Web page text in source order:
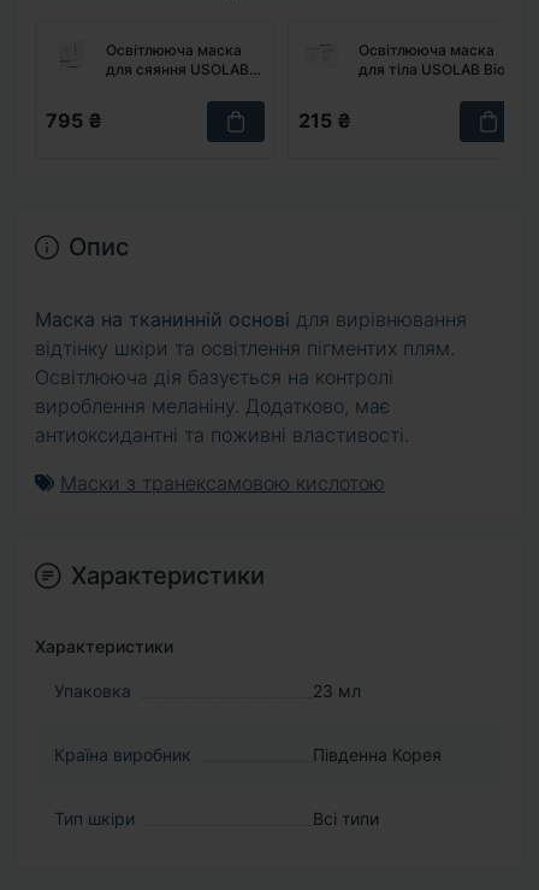
Освітлююча маска
для сяяння USOLAB
795 ₴
Освітлююча маска
для тіла USOLAB Bio
Body Mask, 20 мл
215 ₴
Опис
Маска на тканинній основі для вирівнювання
відтінку шкіри та освітлення пігментих плям.
Освітлююча дія базується на контролі
вироблення меланіну. Додатково, має
антиоксидантні та поживні властивості.
Маски з транексамовою кислотою
Характеристики
Характеристики
Упаковка 23 мл
Країна виробник Південна Корея
Тип шкіри Всі типи